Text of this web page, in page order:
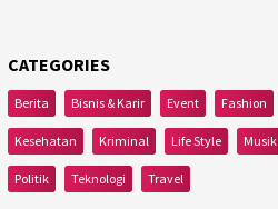
CATEGORIES
Berita Bisnis & Karir Event Fashion
Kesehatan Kriminal Life Style Musik
Politik Teknologi Travel